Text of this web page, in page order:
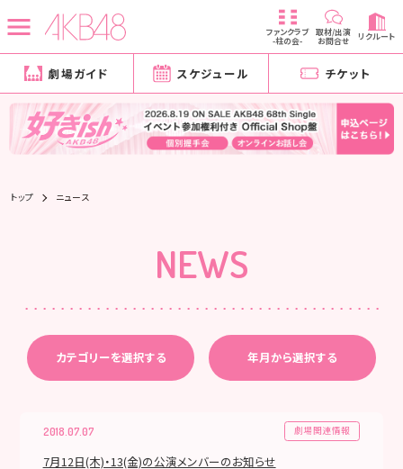
ファンクラブ
-柱の会-
取材/出演
お問合せ リクルート
劇場ガイド スケジュール チケット
トップ ニュース
NEWS
カテゴリーを選択する 年月から選択する
2018.07.07 劇場関連情報
7月12日(木)・13(金)の公演メンバーのお知らせ